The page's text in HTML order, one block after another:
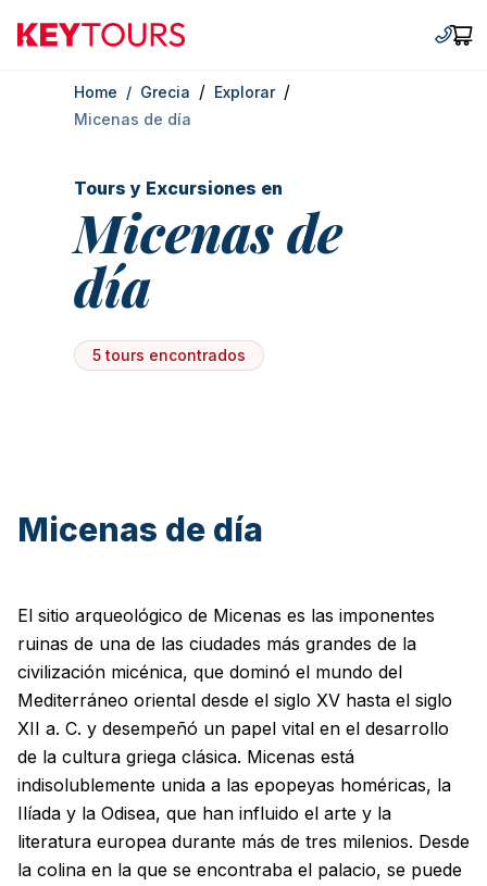
Keytours +30
Home / Grecia / Explorar /
Micenas de día
Tours y Excursiones en
Micenas de
día
5 tours encontrados
Micenas de día
El sitio arqueológico de Micenas es las imponentes
ruinas de una de las ciudades más grandes de la
civilización micénica, que dominó el mundo del
Mediterráneo oriental desde el siglo XV hasta el siglo
XII a. C. y desempeñó un papel vital en el desarrollo
de la cultura griega clásica. Micenas está
indisolublemente unida a las epopeyas homéricas, la
Ilíada y la Odisea, que han influido el arte y la
literatura europea durante más de tres milenios. Desde
la colina en la que se encontraba el palacio, se puede